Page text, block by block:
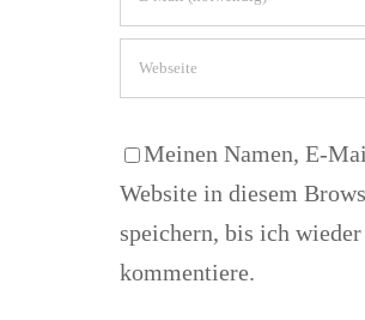
Meinen Namen, E-
Website in diesem
speichern, bis ich wieder
kommentiere.